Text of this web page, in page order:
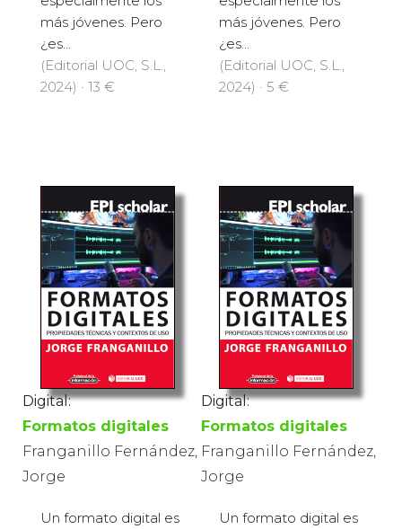
más jóvenes. Pero
¿es...
(Editorial UOC, S.L.,
2024) · 13 €
más jóvenes. Pero
¿es...
(Editorial UOC, S.L.,
2024) · 5 €
Digital:
Formatos digitales
Franganillo Fernández,
Jorge
Un formato digital es
Digital:
Formatos digitales
Franganillo Fernández,
Jorge
Un formato digital es